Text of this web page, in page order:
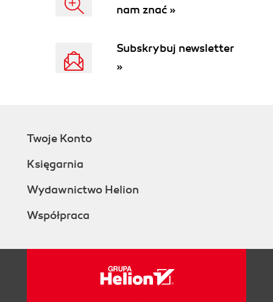
nam znać »
Subskrybuj newsletter
»
Twoje Konto
Księgarnia
Wydawnictwo Helion
Współpraca